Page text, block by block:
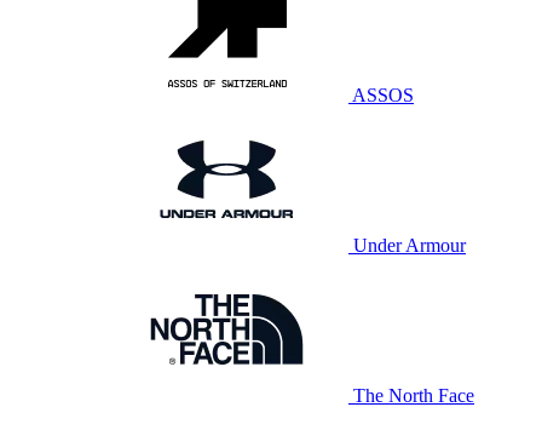
ASSOS
Under Armour
The North Face